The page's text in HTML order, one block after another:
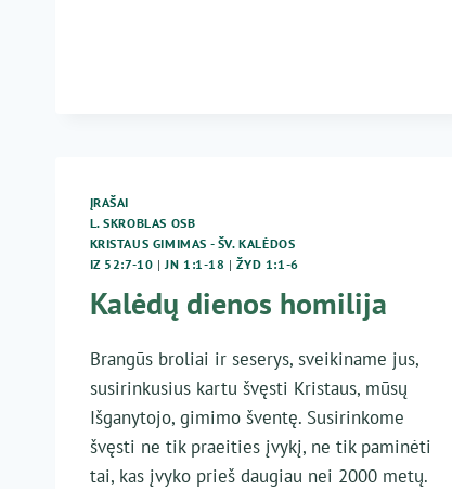
ĮRAŠAI
L. SKROBLAS OSB
KRISTAUS GIMIMAS - ŠV. KALĖDOS
IZ 52:7-10 | JN 1:1-18 |ŽYD 1:1-6
Kalėdų dienos homilija
Brangūs broliai ir seserys, sveikiname jus,
susirinkusius kartu švęsti Kristaus, mūsų
Išganytojo, gimimo šventę. Susirinkome
švęsti ne tik praeities įvykį, ne tik paminėti
tai, kas įvyko prieš daugiau nei 2000 metų.